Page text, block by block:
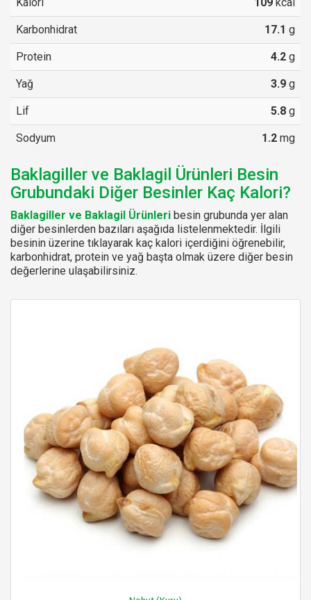
Karbonhidrat 17.1 g
Protein 4.2 g
Yağ 3.9 g
Lif 5.8 g
Sodyum 1.2 mg
Baklagiller ve Baklagil Ürünleri Besin
Grubundaki Diğer Besinler Kaç Kalori?
Baklagiller ve Baklagil Ürünleri besin grubunda yer alan
diğer besinlerden bazıları aşağıda listelenmektedir. İlgili
besinin üzerine tıklayarak kaç kalori içerdiğini öğrenebilir,
karbonhidrat, protein ve yağ başta olmak üzere diğer besin
değerlerine ulaşabilirsiniz.